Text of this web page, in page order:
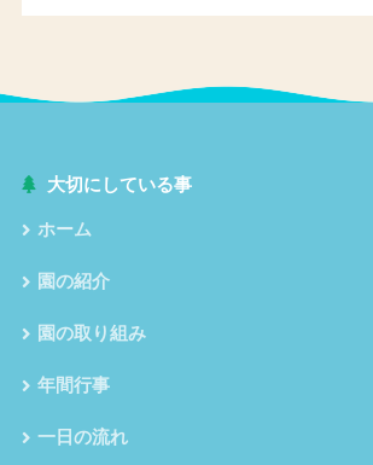
大切にしている事
ホーム
園の紹介
園の取り組み
年間行事
一日の流れ